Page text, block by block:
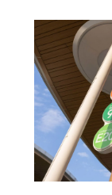
“อัญญ่า” ด้วยคว
ที่ทั้งคู่เคยก่อร่าง
“รอยยิ้ม” ของใ
สว่าง ผ่านพ้นช่ว
ร่วมกันสานฝันที่
และแรงบันดาล